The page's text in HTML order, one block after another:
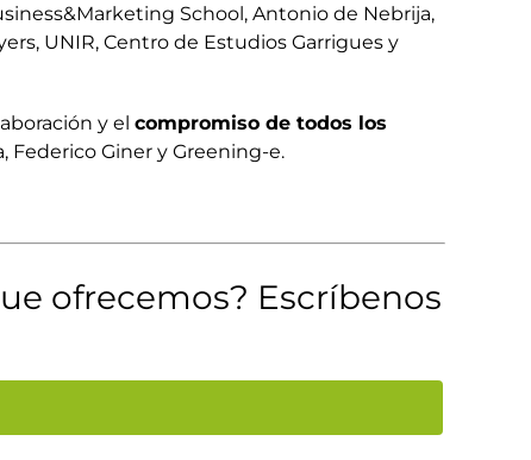
School, Antonio de Nebrija,
UNIR, Centro de Estudios Garrigues y
y el compromiso de todos los
Federico Giner y Greening-e.
ofrecemos? Escríbenos